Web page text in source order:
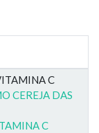
C
CEREJA DAS
C